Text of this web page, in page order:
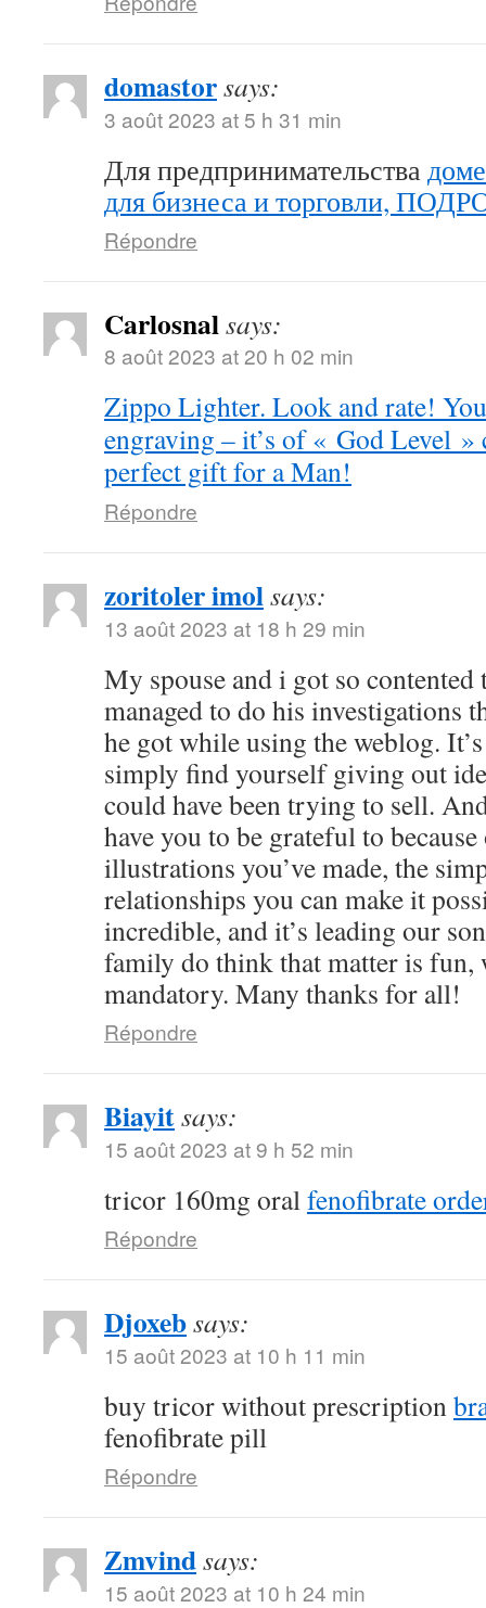
domastorsays:
3 août 2023 at 5 h 31 min
Для предпринимательства
для бизнеса и торговли,
Répondre
Carlosnalsays:
8 août 2023 at 20 h 02 min
Zippo Lighter. Look and rate!
engraving – it’s of « God Level
perfect gift for a Man!
Répondre
zoritoler imolsays:
13 août 2023 at 18 h 29 min
My spouse and i got so contented
managed to do his investigations
he got while using the weblog.
simply find yourself giving out
could have been trying to sell.
have you to be grateful to
illustrations you’ve made, the
relationships you can make it
incredible, and it’s leading our
family do think that matter is
mandatory. Many thanks for all!
Répondre
Biayitsays:
15 août 2023 at 9 h 52 min
tricor 160mg oralfenofibrate
Répondre
Djoxebsays:
15 août 2023 at 10 h 11 min
buy tricor without prescription
fenofibrate pill
Répondre
Zmvindsays:
15 août 2023 at 10 h 24 min